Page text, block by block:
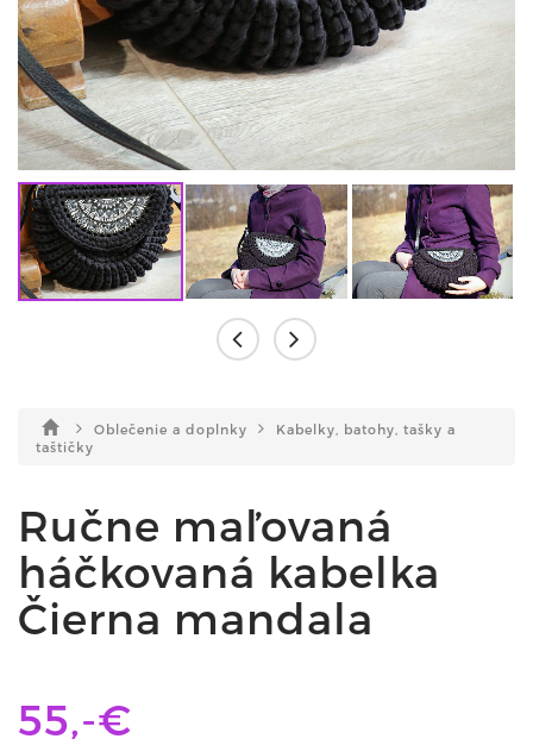
Oblečenie a doplnky
Kabelky, batohy, tašky a
taštičky
Ručne maľovaná
háčkovaná kabelka
Čierna mandala
55,-€